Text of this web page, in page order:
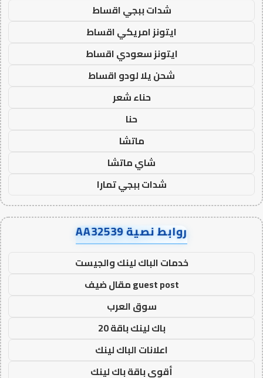
شدات ببجي اقساط
ايتونز امريكي اقساط
ايتونز سعودي اقساط
شحن يلا لودو اقساط
حناء شعر
حنا
ماتشا
شاي ماتشا
شدات ببجي تمارا
روابط نصية AA32539
خدمات الباك لينك والجيست
guest post مقال ضيف
سوق العرب
باك لينك باقة 20
اعلانات الباك لينك
أقوى باقة باك لينك